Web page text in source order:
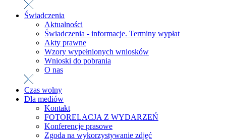
Świadczenia
Aktualności
Świadczenia - informacje. Terminy wypłat
Akty prawne
Wzory wypełnionych wniosków
Wnioski do pobrania
O nas
Czas wolny
Dla mediów
Kontakt
FOTORELACJA Z WYDARZEŃ
Konferencje prasowe
Zgoda na wykorzystywanie zdjęć